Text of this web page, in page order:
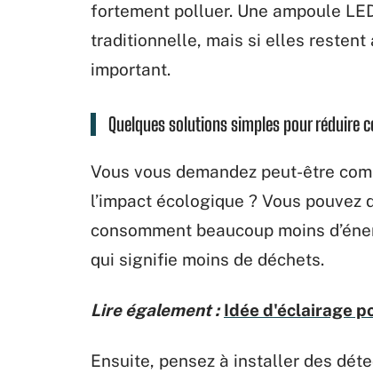
fortement polluer. Une ampoule
traditionnelle, mais si elles restent
important.
Quelques solutions simples pour réduire
Vous vous demandez peut-être
l’impact écologique ? Vous pouvez
consomment beaucoup moins
qui signifie moins de déchets.
Lire également : Idée d'éclairage
Ensuite, pensez à installer des